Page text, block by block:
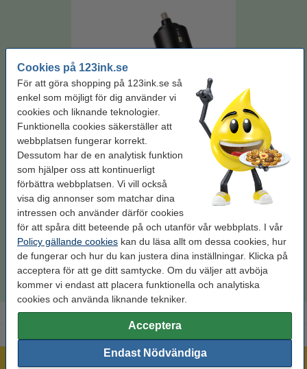
Cookies på 123ink.se
För att göra shopping på 123ink.se så
enkel som möjligt för dig använder vi
cookies och liknande teknologier.
Funktionella cookies säkerställer att
webbplatsen fungerar korrekt.
Dessutom har de en analytisk funktion
som hjälper oss att kontinuerligt
förbättra webbplatsen. Vi vill också
visa dig annonser som matchar dina
intressen och använder därför cookies
för att spåra ditt beteende på och utanför vår webbplats. I vår
Policy gällande cookies kan du läsa allt om dessa cookies, hur
de fungerar och hur du kan justera dina inställningar. Klicka på
acceptera för att ge ditt samtycke. Om du väljer att avböja
kommer vi endast att placera funktionella och analytiska
cookies och använda liknande tekniker.
Acceptera
Endast Nödvändiga
Varumärke: Kapacitet: ± 60.000 sidor
Se specifikationerna och beskrivningen
Spara nästan50%med varumärket 123ink!
EU-lager
Per sida 0,01 kr
700 kr Beställ
Mer än 300.000 kunder!